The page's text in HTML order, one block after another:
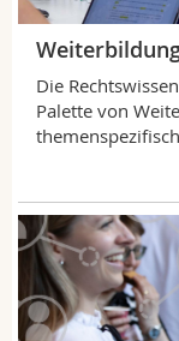
Die
Palette von